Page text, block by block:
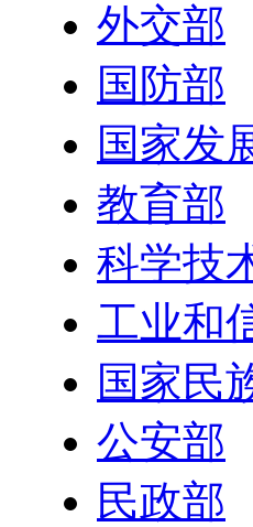
外交部
国防部
国家发
教育部
科学技
工业和
国家民
公安部
民政部